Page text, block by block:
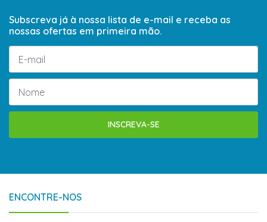
Subscreva já à nossa lista de e-mail e receba as
nossas ofertas em primeira mão.
INSCREVA-SE
ENCONTRE-NOS